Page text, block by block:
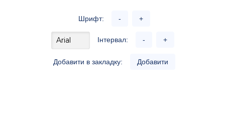
Шрифт: - +
Інтервал: - +
Добавити в закладку: Добавити